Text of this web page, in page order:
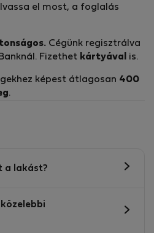
el most, a foglalás
Cégünk regisztrálva
Fizethet kártyával is.
képest átlagosan 400
.
a lakást?